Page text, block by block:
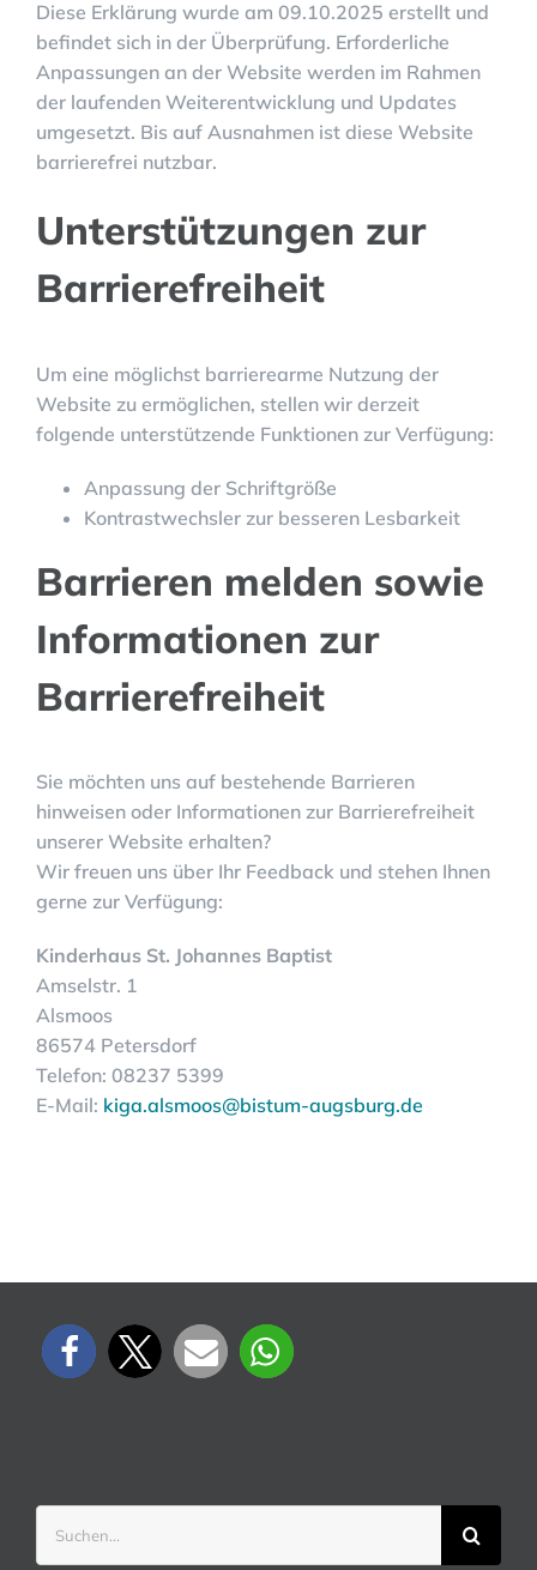
Diese Erklärung wurde am 09.10.2025 erstellt und
befindet sich in der Überprüfung. Erforderliche
Anpassungen an der Website werden im Rahmen
der laufenden Weiterentwicklung und Updates
umgesetzt. Bis auf Ausnahmen ist diese Website
barrierefrei nutzbar.
Unterstützungen zur
Barrierefreiheit
Um eine möglichst barrierearme Nutzung der
Website zu ermöglichen, stellen wir derzeit
folgende unterstützende Funktionen zur Verfügung:
Anpassung der Schriftgröße
Kontrastwechsler zur besseren Lesbarkeit
Barrieren melden sowie
Informationen zur
Barrierefreiheit
Sie möchten uns auf bestehende Barrieren
hinweisen oder Informationen zur Barrierefreiheit
unserer Website erhalten?
Wir freuen uns über Ihr Feedback und stehen Ihnen
gerne zur Verfügung:
Kinderhaus St. Johannes Baptist
Amselstr. 1
Alsmoos
86574 Petersdorf
Telefon: 08237 5399
E-Mail: kiga.alsmoos@bistum-augsburg.de
nach: